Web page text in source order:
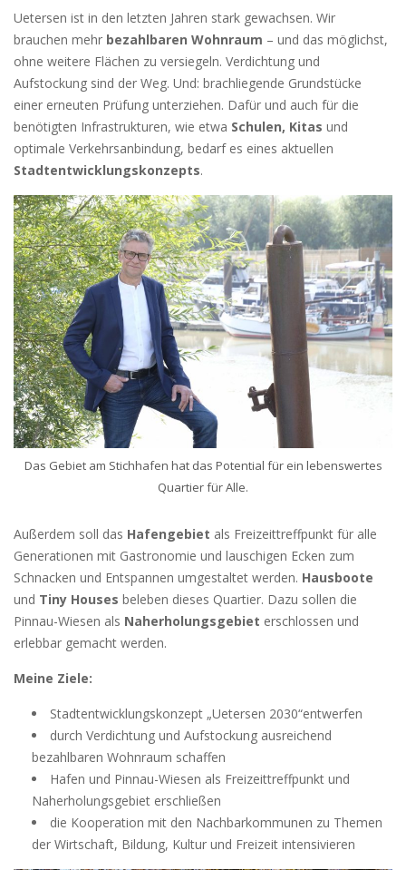
Uetersen ist in den letzten Jahren stark gewachsen. Wir
brauchen mehr bezahlbaren Wohnraum – und das möglichst,
ohne weitere Flächen zu versiegeln. Verdichtung und
Aufstockung sind der Weg. Und: brachliegende Grundstücke
einer erneuten Prüfung unterziehen. Dafür und auch für die
benötigten Infrastrukturen, wie etwa Schulen, Kitas und
optimale Verkehrsanbindung, bedarf es eines aktuellen
Stadtentwicklungskonzepts.
Das Gebiet am Stichhafen hat das Potential für ein lebenswertes
Quartier für Alle.
Außerdem soll das Hafengebiet als Freizeittreffpunkt für alle
Generationen mit Gastronomie und lauschigen Ecken zum
Schnacken und Entspannen umgestaltet werden. Hausboote
und Tiny Houses beleben dieses Quartier. Dazu sollen die
Pinnau-Wiesen als Naherholungsgebiet erschlossen und
erlebbar gemacht werden.
Meine Ziele:
Stadtentwicklungskonzept „Uetersen 2030“entwerfen
durch Verdichtung und Aufstockung ausreichend
bezahlbaren Wohnraum schaffen
Hafen und Pinnau-Wiesen als Freizeittreffpunkt und
Naherholungsgebiet erschließen
die Kooperation mit den Nachbarkommunen zu Themen
der Wirtschaft, Bildung, Kultur und Freizeit intensivieren